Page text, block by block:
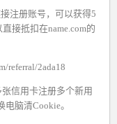
注册账号，可以获得5
接抵扣在name.com的
referral/2ada18
信用卡注册多个新用
脑清Cookie。